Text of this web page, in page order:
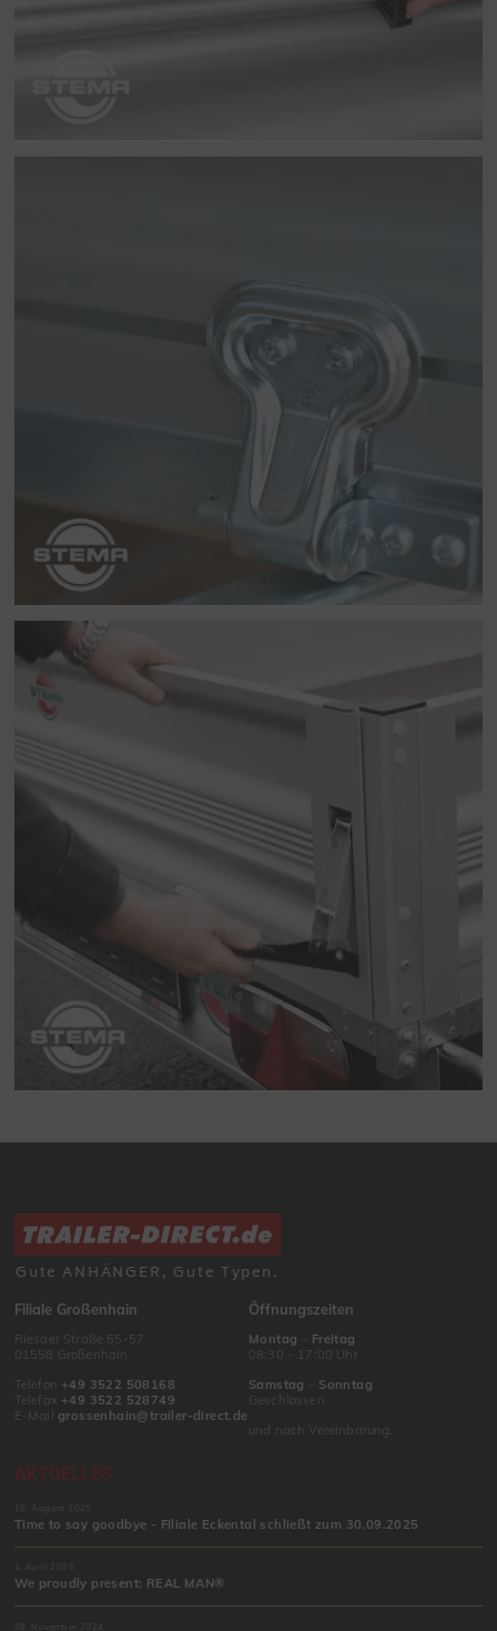
Gute ANHÄNGER, Gute Typen.
Filiale Großenhain
Riesaer Straße 55-57
01558 Großenhain
Telefon +49 3522 508168
Telefax +49 3522 528749
E-Mail grossenhain@trailer-direct.de
Öffnungszeiten
Montag
Freitag
08:30 – 17:00 Uhr
Samstag
Sonntag
Geschlossen
und nach Vereinbarung.
AKTUELLES
18. August 2025
Time to say goodbye - Filiale Eckental schließt zum 30.09.2025
1. April 2025
We proudly present: REAL MAN®
28. November 2024